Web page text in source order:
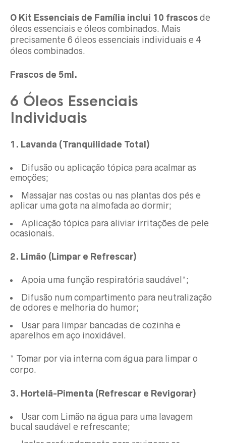
O Kit Essenciais de Família inclui 10 frascos de
óleos essenciais e óleos combinados. Mais
precisamente 6 óleos essenciais individuais e 4
óleos combinados.
Frascos de 5ml.
6 Óleos Essenciais
Individuais
1. Lavanda (Tranquilidade Total)
Difusão ou aplicação tópica para acalmar as
emoções;
Massajar nas costas ou nas plantas dos pés e
aplicar uma gota na almofada ao dormir;
Aplicação tópica para aliviar irritações de pele
ocasionais.
2. Limão (Limpar e Refrescar)
Apoia uma função respiratória saudável*;
Difusão num compartimento para neutralização
de odores e melhoria do humor;
Usar para limpar bancadas de cozinha e
aparelhos em aço inoxidável.
* Tomar por via interna com água para limpar o
corpo.
3. Hortelã-Pimenta (Refrescar e Revigorar)
Usar com Limão na água para uma lavagem
bucal saudável e refrescante;